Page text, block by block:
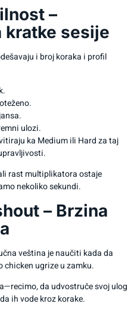
–
kratke sesije
i broj koraka i profil
ulozi.
ka Medium ili Hard za taj
rast multiplikatora ostaje
nekoliko sekundi.
– Brzina
veština je naučiti kada da
chicken ugrize u zamku.
da udvostruče svoj ulog
ih vode kroz korake.